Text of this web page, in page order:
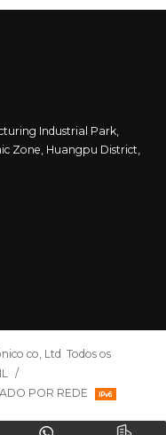
Industrial Park,
Zone, Huangpu District,
co, Ltd Todos os
/
POR REDE